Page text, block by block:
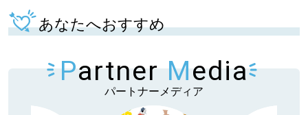
あなたへおすすめ
Partner Media
パートナーメディア